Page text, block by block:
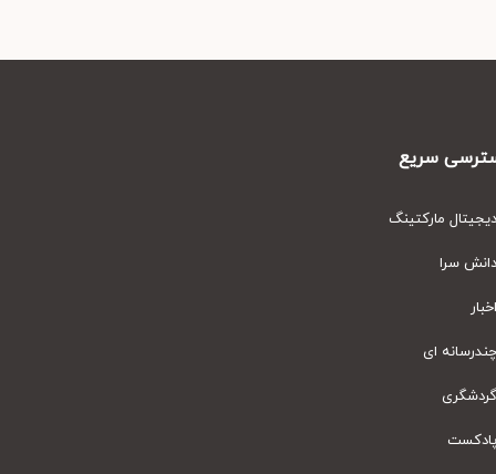
سریع
مارکتینگ
سرا
ای